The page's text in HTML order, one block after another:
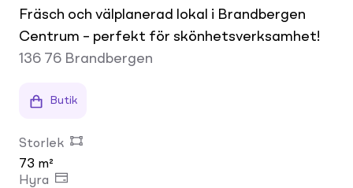
Fräsch och välplanerad lokal i Brandbergen
Centrum – perfekt för skönhetsverksamhet!
136 76 Brandbergen
Butik
Storlek
73 m²
Hyra